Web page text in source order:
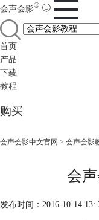
会声会影®
首页
产品
下载
教程
购买
会声会影中文官网 > 会声会影
会
发布时间：2016-10-14 13: